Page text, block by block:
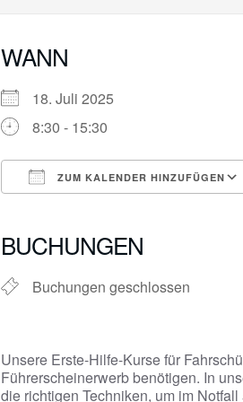
WANN
18. Juli 2025
8:30 - 15:30
ZUM KALENDER HINZUFÜGEN
BUCHUNGEN
Buchungen geschlossen
Unsere Erste-Hilfe-Kurse für
Führerscheinerwerb benötigen. In
die richtigen Techniken, um im